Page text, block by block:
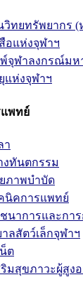
วิทยทรัพยากร
อแห่งจุฬาฯ
จุฬาลงกรณ์มห
แห่งจุฬาฯ
แพทย์
า
งทันตกรรม
ภาพบำบัด
นิคการแพทย์
นาการและกา
ลสัตว์เล็กจุฬาฯ
ต
มสุขภาวะผู้สูง